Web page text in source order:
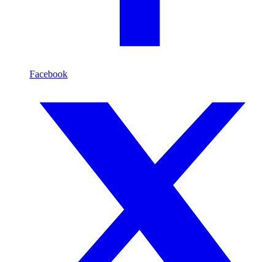
Facebook